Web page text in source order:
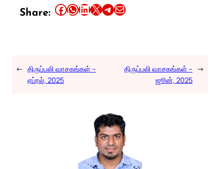
Share: Share this article on Facebook Share this article on WhatsApp Share this article on LinkedIn Share this article on X Share this article on TelegramEmail this Article
← திருப்பலி வாசகங்கள் –
ஏப்ரல், 2025
திருப்பலி வாசகங்கள் –
ஜூன், 2025
→